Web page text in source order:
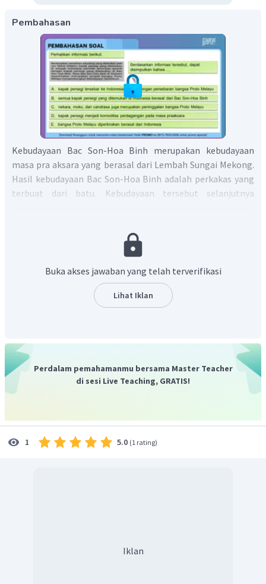
Pembahasan
Kebudayaan Bac Son-Hoa Binh merupakan kebudayaan
masa pra aksara yang berasal dari Lembah Sungai Mekong.
Hasil kebudayaan Bac Son-Hoa Binh adalah perkakas yang
terbuat dari batu. Kebudayaan tersebut selanjutnya
neolitikum dan menyebarkan kebudayaan kapak persegi
dan kapak lonjong. Kapak persegi menyebar melalui
Barat. Sedangkan kapak lonjong menyebar melalui Taiwan,
Filipina, kemudian ke Indonesia Timur. Penyebaran
tersebut berlangsung sekitar tahun 2000 SM.
Buka akses jawaban yang telah terverifikasi
Lihat Iklan
Perdalam pemahamanmu bersama Master Teacher
di sesi Live Teaching, GRATIS!
1 5.0 (1 rating)
Iklan